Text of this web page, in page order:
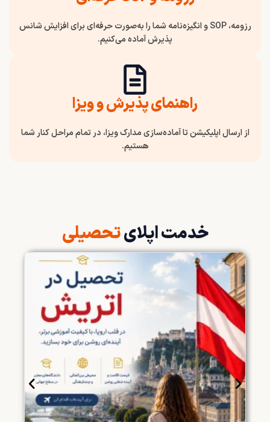
رزومه، SOP و انگیزه‌نامه شما را به‌صورت حرفه‌ای برای افزایش شانس
پذیرش آماده می‌کنیم.
راهنمای پذیرش و ویزا
از ارسال اپلیکیشن تا آماده‌سازی مدارک ویزا، در تمام مراحل کنار شما
هستیم.
خدمت اپلایتحصیلی